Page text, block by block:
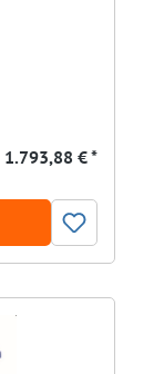
1.793,88 € *